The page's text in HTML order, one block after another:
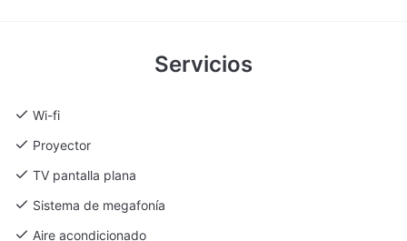
Servicios
Wi-fi
Proyector
TV pantalla plana
Sistema de megafonía
Aire acondicionado